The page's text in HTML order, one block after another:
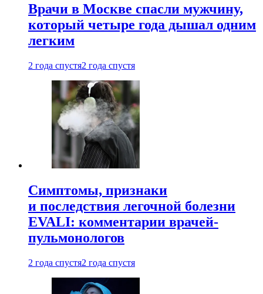
Врачи в Москве спасли мужчину,
который четыре года дышал одним
легким
2 года спустя2 года спустя
Симптомы, признаки
и последствия легочной болезни
EVALI: комментарии врачей-
пульмонологов
2 года спустя2 года спустя